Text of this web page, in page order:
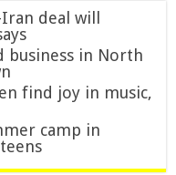
deal will
business in North
find joy in music,
camp in